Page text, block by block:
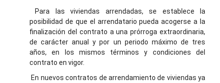
Para las viviendas arrendadas, se establece la
posibilidad de que el arrendatario pueda acogerse a la
finalización del contrato a una prórroga extraordinaria,
de carácter anual y por un periodo máximo de tres
años, en los mismos términos y condiciones del
contrato en vigor.
En nuevos contratos de arrendamiento de viviendas ya